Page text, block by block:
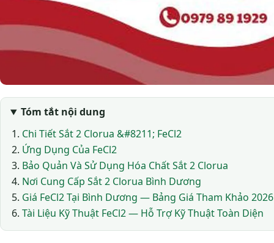
Tóm tắt nội dung
Chi Tiết Sắt 2 Clorua &#8211; FeCl2
Ứng Dụng Của FeCl2
Bảo Quản Và Sử Dụng Hóa Chất Sắt 2 Clorua
Nơi Cung Cấp Sắt 2 Clorua Bình Dương
Giá FeCl2 Tại Bình Dương — Bảng Giá Tham Khảo 2026
Tài Liệu Kỹ Thuật FeCl2 — Hỗ Trợ Kỹ Thuật Toàn Diện